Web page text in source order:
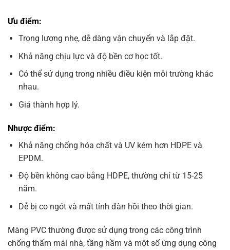
Ưu điểm:
Trọng lượng nhẹ, dễ dàng vận chuyển và lắp đặt.
Khả năng chịu lực và độ bền cơ học tốt.
Có thể sử dụng trong nhiều điều kiện môi trường khác
nhau.
Giá thành hợp lý.
Nhược điểm:
Khả năng chống hóa chất và UV kém hơn HDPE và
EPDM.
Độ bền không cao bằng HDPE, thường chỉ từ 15-25
năm.
Dễ bị co ngót và mất tính đàn hồi theo thời gian.
Màng PVC thường được sử dụng trong các công trình
chống thấm mái nhà, tầng hầm và một số ứng dụng công